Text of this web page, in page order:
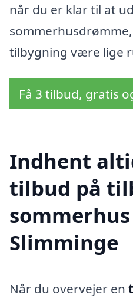
når du er klar til at
tilbygning være lige
Få 3 tilbud, gratis
Indhent
tilbud på
Slimminge
Når du overvejer en